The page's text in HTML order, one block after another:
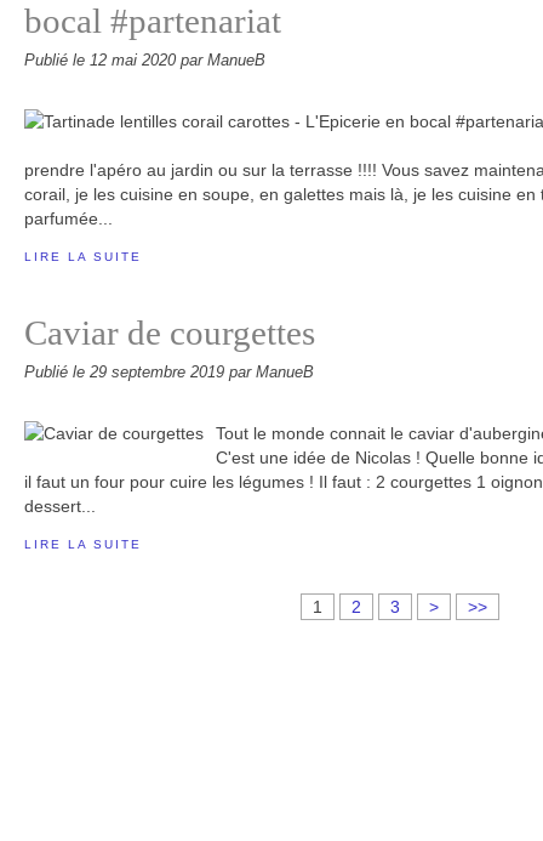
bocal #partenariat
Publié le 12 mai 2020 par ManueB
prendre l'apéro au jardin ou sur la terrasse !!!! Vous savez
corail, je les cuisine en soupe, en galettes mais là, je les cuisine
parfumée...
LIRE LA SUITE
Caviar de courgettes
Publié le 29 septembre 2019 par ManueB
Tout le monde connait le caviar
C'est une idée de Nicolas ! Quelle bonne
il faut un four pour cuire les légumes ! Il faut : 2 courgettes 1
dessert...
LIRE LA SUITE
1 2 3 > >>